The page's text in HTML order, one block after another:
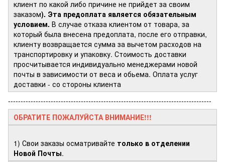
клиент по какой либо причине не прийдет за своим
заказом). Эта предоплата является обязательным
условием. В случае отказа клиентом от товара, за
который была внесена предоплата, после его отправки,
клиенту возвращается сумма за вычетом расходов на
транспортировку и упаковку. Стоимость доставки
просчитывается индивидуально менеджерами новой
почты в зависимости от веса и обьема. Оплата услуг
доставки - со стороны клиента
---------------------------------------------------------------------------------
ОБРАТИТЕ ПОЖАЛУЙСТА ВНИМАНИЕ!!!
1) Свои заказы осматривайте только в отделении
Новой Почты.